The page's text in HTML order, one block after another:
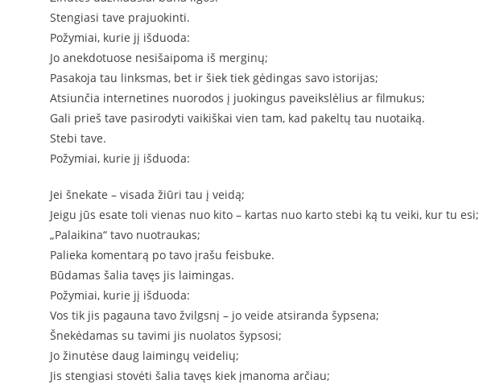
Stengiasi tave prajuokinti.
Požymiai, kurie jį išduoda:
Jo anekdotuose nesišaipoma iš merginų;
Pasakoja tau linksmas, bet ir šiek tiek gėdingas savo istorijas;
Atsiunčia internetines nuorodos į juokingus paveikslėlius ar filmukus;
Gali prieš tave pasirodyti vaikiškai vien tam, kad pakeltų tau nuotaiką.
Stebi tave.
Požymiai, kurie jį išduoda:
Jei šnekate – visada žiūri tau į veidą;
Jeigu jūs esate toli vienas nuo kito – kartas nuo karto stebi ką tu veiki, kur tu esi;
„Palaikina“ tavo nuotraukas;
Palieka komentarą po tavo įrašu feisbuke.
Būdamas šalia tavęs jis laimingas.
Požymiai, kurie jį išduoda:
Vos tik jis pagauna tavo žvilgsnį – jo veide atsiranda šypsena;
Šnekėdamas su tavimi jis nuolatos šypsosi;
Jo žinutėse daug laimingų veidelių;
Jis stengiasi stovėti šalia tavęs kiek įmanoma arčiau;